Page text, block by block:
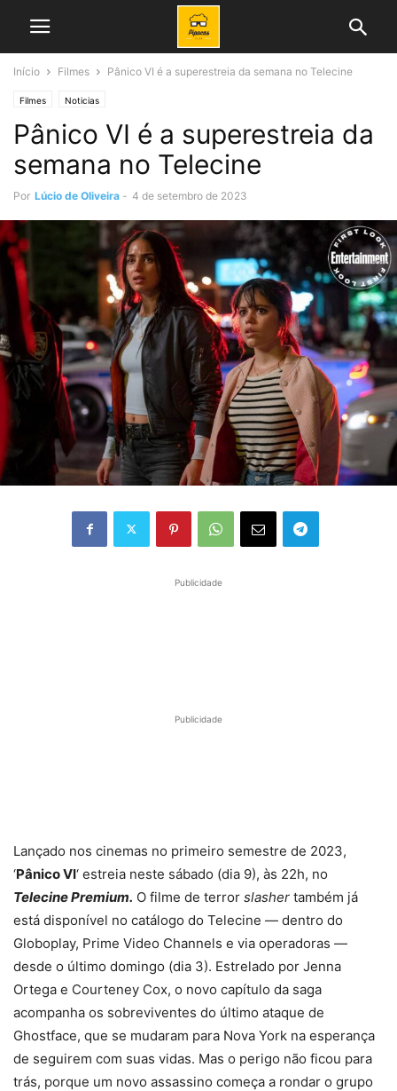
Início Filmes Pânico VI é a superestreia da semana no Telecine
Filmes Noticias
Pânico VI é a superestreia da
semana no Telecine
Por Lúcio de Oliveira - 4 de setembro de 2023
Publicidade
Publicidade
Lançado nos cinemas no primeiro semestre de 2023,
‘Pânico VI‘ estreia neste sábado (dia 9), às 22h, no
Telecine Premium. O filme de terror slasher também já
está disponível no catálogo do Telecine — dentro do
Globoplay, Prime Video Channels e via operadoras —
desde o último domingo (dia 3). Estrelado por Jenna
Ortega e Courteney Cox, o novo capítulo da saga
acompanha os sobreviventes do último ataque de
Ghostface, que se mudaram para Nova York na esperança
de seguirem com suas vidas. Mas o perigo não ficou para
trás, porque um novo assassino começa a rondar o grupo